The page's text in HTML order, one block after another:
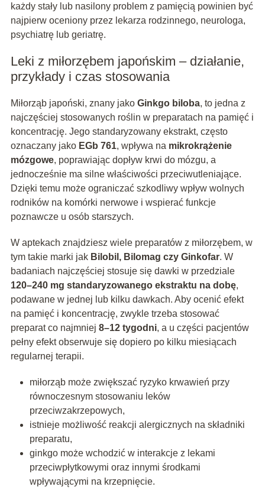
każdy stały lub nasilony problem z pamięcią powinien być
najpierw oceniony przez lekarza rodzinnego, neurologa,
psychiatrę lub geriatrę.
Leki z miłorzębem japońskim – działanie,
przykłady i czas stosowania
Miłorząb japoński, znany jako Ginkgo biloba, to jedna z
najczęściej stosowanych roślin w preparatach na pamięć i
koncentrację. Jego standaryzowany ekstrakt, często
oznaczany jako EGb 761, wpływa na mikrokrążenie
mózgowe, poprawiając dopływ krwi do mózgu, a
jednocześnie ma silne właściwości przeciwutleniające.
Dzięki temu może ograniczać szkodliwy wpływ wolnych
rodników na komórki nerwowe i wspierać funkcje
poznawcze u osób starszych.
W aptekach znajdziesz wiele preparatów z miłorzębem, w
tym takie marki jak Bilobil, Bilomag czy Ginkofar. W
badaniach najczęściej stosuje się dawki w przedziale
120–240 mg standaryzowanego ekstraktu na dobę,
podawane w jednej lub kilku dawkach. Aby ocenić efekt
na pamięć i koncentrację, zwykle trzeba stosować
preparat co najmniej 8–12 tygodni, a u części pacjentów
pełny efekt obserwuje się dopiero po kilku miesiącach
regularnej terapii.
miłorząb może zwiększać ryzyko krwawień przy
równoczesnym stosowaniu leków
przeciwzakrzepowych,
istnieje możliwość reakcji alergicznych na składniki
preparatu,
ginkgo może wchodzić w interakcje z lekami
przeciwpłytkowymi oraz innymi środkami
wpływającymi na krzepnięcie.